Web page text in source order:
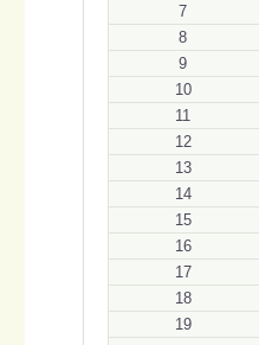
7
8
9
10
11
12
13
14
15
16
17
18
19